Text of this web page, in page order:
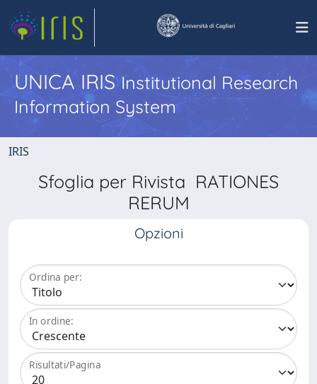
UNICA IRISInstitutional Research
Information System
IRIS
Sfoglia per Rivista RATIONES
RERUM
Opzioni
Ordina per:
In ordine:
Risultati/Pagina